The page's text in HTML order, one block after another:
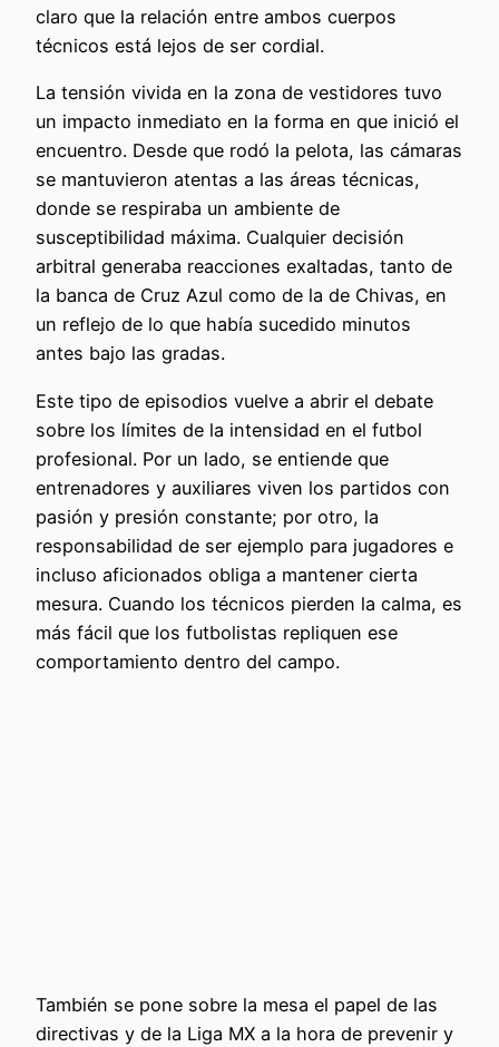
claro que la relación entre ambos cuerpos
técnicos está lejos de ser cordial.
La tensión vivida en la zona de vestidores tuvo
un impacto inmediato en la forma en que inició el
encuentro. Desde que rodó la pelota, las cámaras
se mantuvieron atentas a las áreas técnicas,
donde se respiraba un ambiente de
susceptibilidad máxima. Cualquier decisión
arbitral generaba reacciones exaltadas, tanto de
la banca de Cruz Azul como de la de Chivas, en
un reflejo de lo que había sucedido minutos
antes bajo las gradas.
Este tipo de episodios vuelve a abrir el debate
sobre los límites de la intensidad en el futbol
profesional. Por un lado, se entiende que
entrenadores y auxiliares viven los partidos con
pasión y presión constante; por otro, la
responsabilidad de ser ejemplo para jugadores e
incluso aficionados obliga a mantener cierta
mesura. Cuando los técnicos pierden la calma, es
más fácil que los futbolistas repliquen ese
comportamiento dentro del campo.
También se pone sobre la mesa el papel de las
directivas y de la Liga MX a la hora de prevenir y